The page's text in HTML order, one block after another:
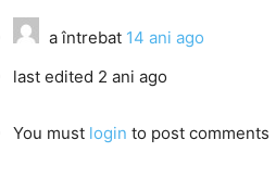
a întrebat 14 ani ago
last edited 2 ani ago
You must login to post comments